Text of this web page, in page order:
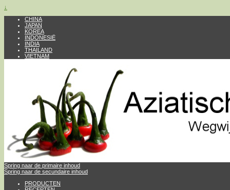
↓
CHINA
JAPAN
KOREA
INDONESIË
INDIA
THAILAND
VIETNAM
Spring naar de primaire inhoud
Spring naar de secundaire inhoud
PRODUCTEN